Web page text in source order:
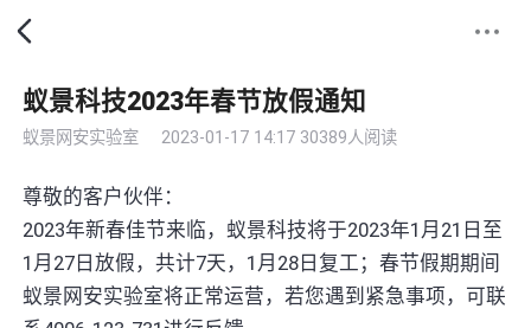
蚁景科技2023年春节放假通知
蚁景网安实验室 2023-01-17 14:17 30389人阅读
尊敬的客户伙伴：
2023年新春佳节来临，蚁景科技将于2023年1月21日至
1月27日放假，共计7天，1月28日复工；春节假期期间
蚁景网安实验室将正常运营，若您遇到紧急事项，可联